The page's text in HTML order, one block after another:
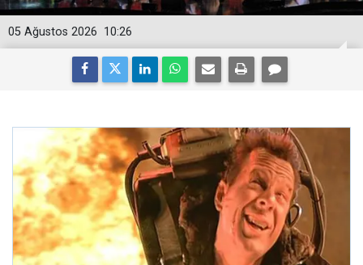
10:26
05 Ağustos 2026